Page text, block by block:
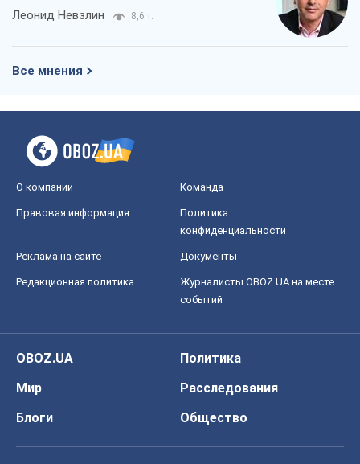
Леонид Невзлин 8,6 т.
Все мнения
О компании Команда
Правовая информация
Политика
конфиденциальности
Реклама на сайте Документы
Редакционная политика
Журналисты OBOZ.UA на месте
событий
OBOZ.UA
Политика
Мир
Расследования
Блоги
Общество